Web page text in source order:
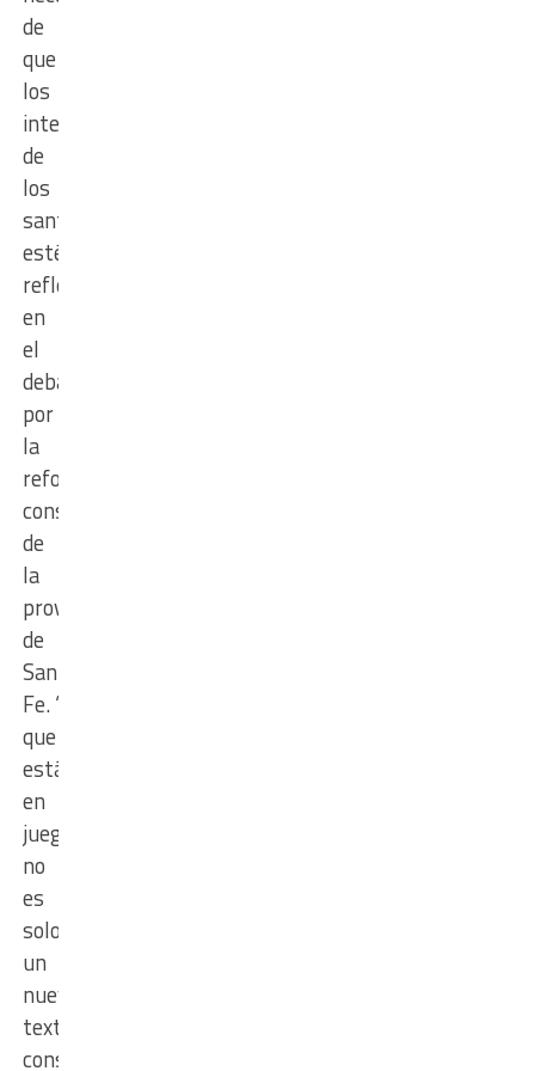
de
que
los
intereses
de
los
santotomesinos
estén
reflejados
en
el
debate
por
la
reforma
constitucional
de
la
provincia
de
Santa
Fe. “Lo
que
está
en
juego
no
es
solo
un
nuevo
texto
constitucional,